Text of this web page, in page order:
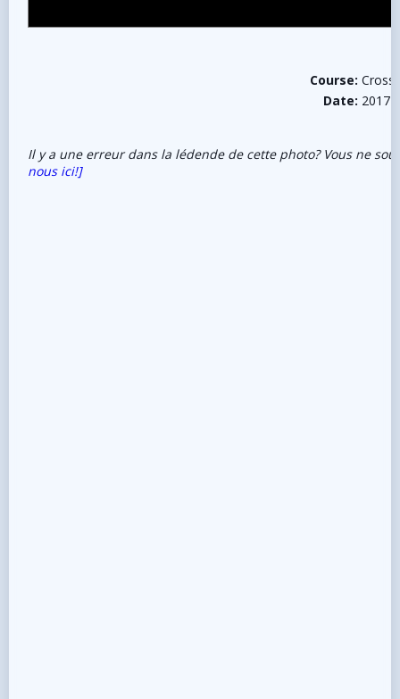
Course:
Date: 2017-
Il y a une erreur dans la lédende de cette photo? Vous ne
nous ici!]